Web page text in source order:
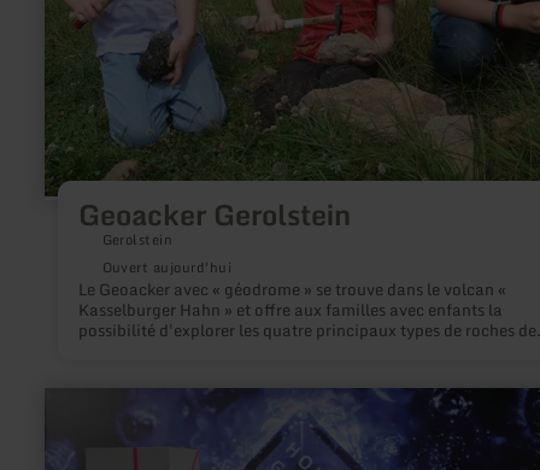
Geoacker Gerolstein
Gerolstein
Ouvert aujourd'hui
Le Geoacker avec « géodrome » se trouve dans le volcan «
Kasselburger Hahn » et offre aux familles avec enfants la
possibilité d'explorer les quatre principaux types de roches de